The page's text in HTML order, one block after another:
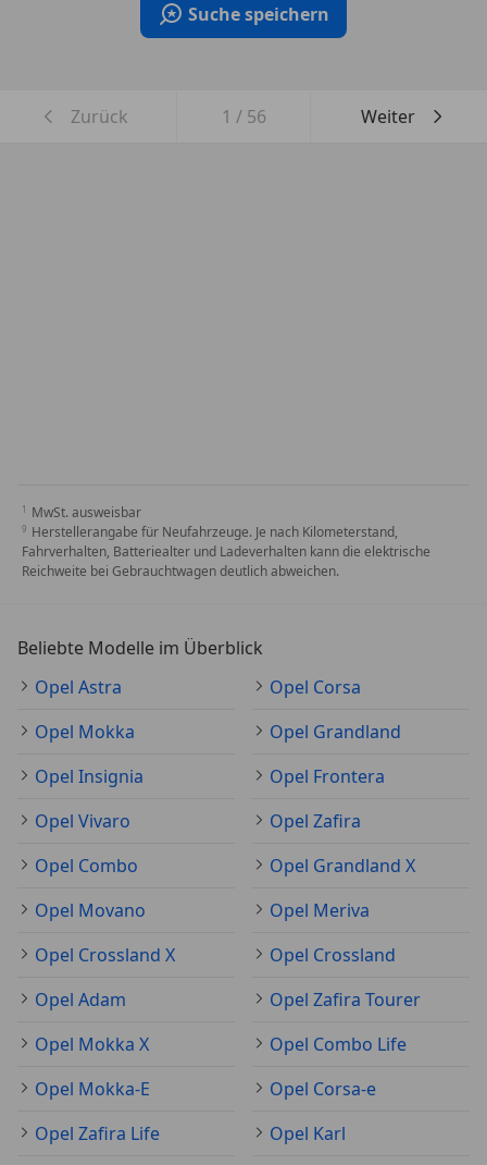
Suche speichern
Zurück 1 / 56 Weiter
MwSt. ausweisbar
Herstellerangabe für Neufahrzeuge. Je nach Kilometerstand,
Fahrverhalten, Batteriealter und Ladeverhalten kann die elektrische
Reichweite bei Gebrauchtwagen deutlich abweichen.
Beliebte Modelle im Überblick
Opel Astra
Opel Corsa
Opel Mokka
Opel Grandland
Opel Insignia
Opel Frontera
Opel Vivaro
Opel Zafira
Opel Combo
Opel Grandland X
Opel Movano
Opel Meriva
Opel Crossland X
Opel Crossland
Opel Adam
Opel Zafira Tourer
Opel Mokka X
Opel Combo Life
Opel Mokka-E
Opel Corsa-e
Opel Zafira Life
Opel Karl